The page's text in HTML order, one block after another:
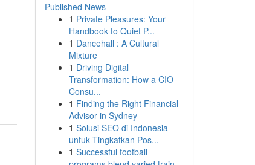
Published News
1 Private Pleasures: Your
Handbook to Quiet P...
1 Dancehall : A Cultural
Mixture
1 Driving Digital
Transformation: How a CIO
Consu...
1 Finding the Right Financial
Advisor in Sydney
1 Solusi SEO di Indonesia
untuk Tingkatkan Pos...
1 Successful football